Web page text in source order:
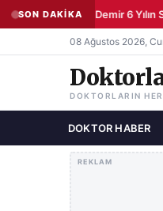
SON DAKİKA
Şemsettin Demir 6 Yılın
08 Ağustos 2026,
DOKTORLARIN
DOKTOR HABER
REKLAM